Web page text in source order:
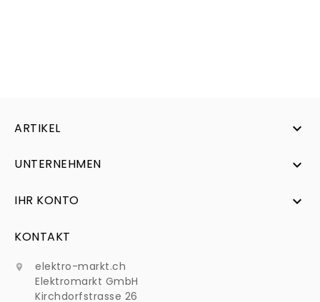
ARTIKEL 
UNTERNEHMEN 
IHR KONTO 
KONTAKT

elektro-markt.ch
Elektromarkt GmbH
Kirchdorfstrasse 26